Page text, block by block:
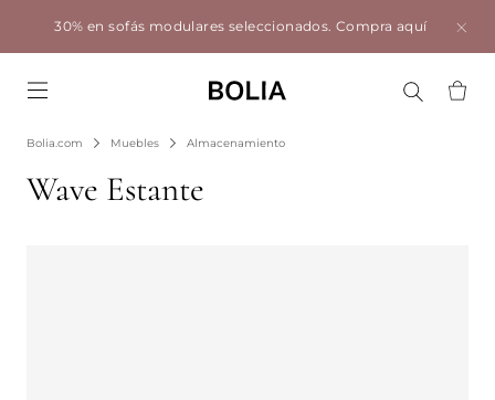
30% en sofás modulares seleccionados.Compra aquí
Bolia.com Muebles Almacenamiento
Wave Estante